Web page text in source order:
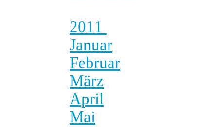
2011
Januar
Februar
März
April
Mai